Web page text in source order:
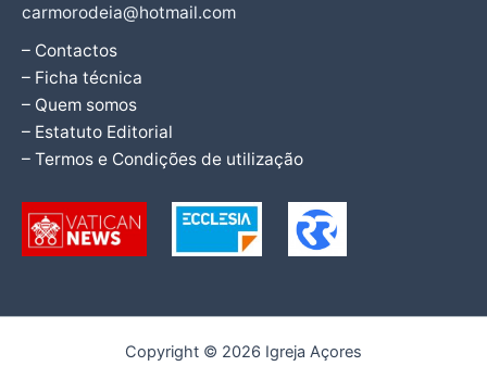
carmorodeia@hotmail.com
– Contactos
– Ficha técnica
– Quem somos
– Estatuto Editorial
– Termos e Condições de utilização
Copyright © 2026 Igreja Açores